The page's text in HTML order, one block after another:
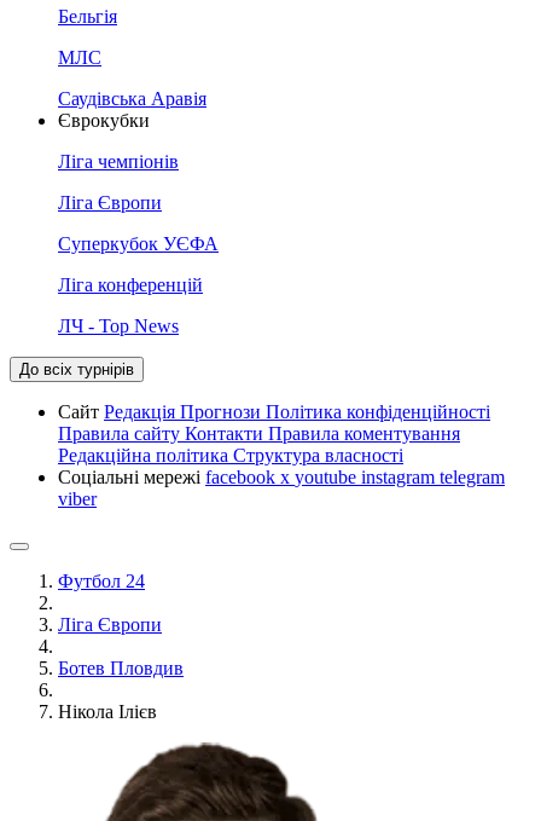
Бельгія
МЛС
Саудівська Аравія
Єврокубки
Ліга чемпіонів
Ліга Європи
Суперкубок УЄФА
Ліга конференцій
ЛЧ - Top News
До всіх турнірів
Сайт Редакція Прогнози Політика конфіденційності
Правила сайту Контакти Правила коментування
Редакційна політика Структура власності
Соціальні мережі facebook x youtube instagram telegram
viber
Футбол 24
Ліга Європи
Ботев Пловдив
Нікола Ілієв